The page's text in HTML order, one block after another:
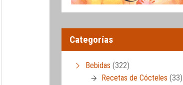
Categorías
Bebidas (322)
Recetas de Cócteles (33)